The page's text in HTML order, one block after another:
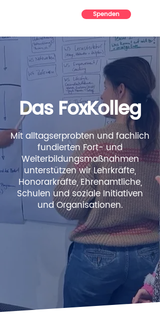
Spenden
Das FoxKolleg
Mit alltagserprobten und fachlich
fundierten Fort- und
Weiterbildungsmaßnahmen
unterstützen wir Lehrkräfte,
Honorarkräfte, Ehrenamtliche,
Schulen und soziale Initiativen
und Organisationen.